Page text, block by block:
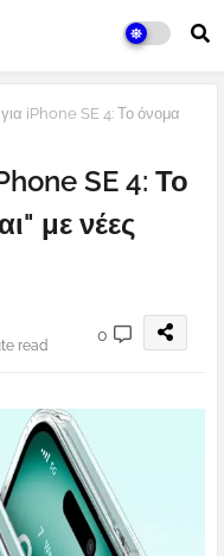
iPhone SE 4: Το όνομα
SE 4: Το
με νέες
read
0